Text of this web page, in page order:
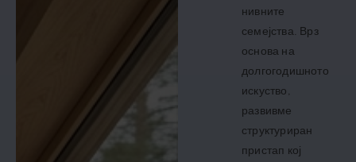
нивните
семејства. Врз
основа на
долгогодишното
искуство,
развивме
структуриран
пристап кој